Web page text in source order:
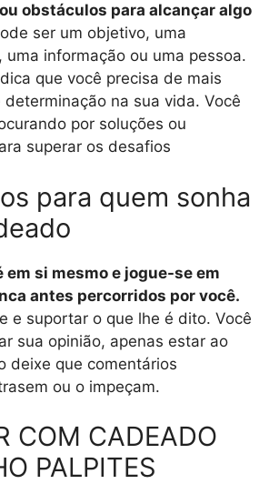
obstáculos para alcançar algo
ser um objetivo, uma
uma informação ou uma pessoa.
que você precisa de mais
determinação na sua vida. Você
por soluções ou
superar os desafios
para quem sonha
em si mesmo e jogue-se em
antes percorridos por você.
e suportar o que lhe é dito. Você
sua opinião, apenas estar ao
deixe que comentários
ou o impeçam.
COM CADEADO
PALPITES